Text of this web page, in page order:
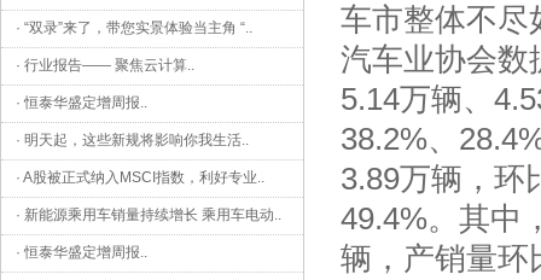
· “双录”来了，带您实景体验当主角 “..
· 行业报告—— 聚焦云计算..
·恒泰华盛定增周报..
· 明天起，这些新规将影响你我生活..
· A股被正式纳入MSCI指数，利好专业..
· 新能源乘用车销量持续增长 乘用车电动..
·恒泰华盛定增周报..
车市整体不尽
汽车业协会数
5.14万辆、
38.2%、
3.89万辆，环
49.4%。其中
辆，产销量环